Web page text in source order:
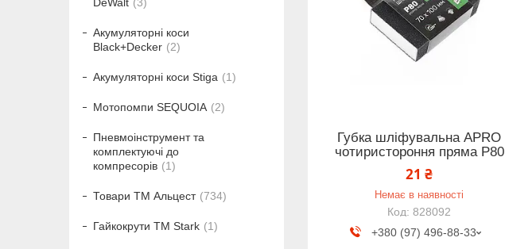
Губка шліфувальна APRO
чотиристороння пряма P80
21 ₴
Немає в наявності
828092
+380 (97) 496-88-33
Акумуляторні коси
Black+Decker
2
Акумуляторні коси Stiga 1
Мотопомпи SEQUOIA 2
Пневмоінструмент та
комплектуючі до
компресорів
1
Товари ТМ Альцест 734
Гайкокрути ТМ Stark 1